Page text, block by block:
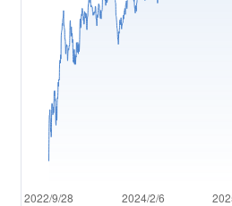
繁體中文
한국어
Tiếng việt